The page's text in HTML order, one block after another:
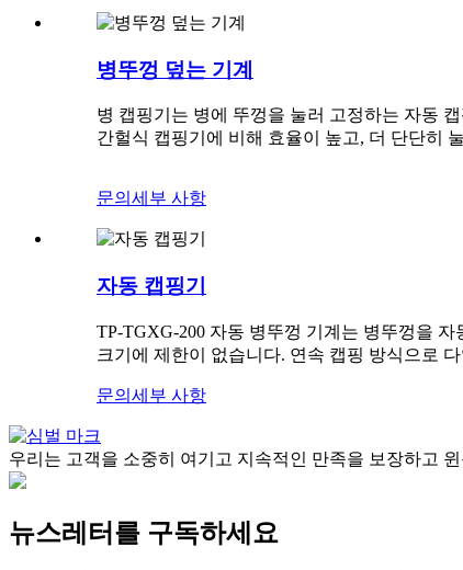
병뚜껑 덮는 기계
병 캡핑기는 병에 뚜껑을 눌러 고정하는 자동
간헐식 캡핑기에 비해 효율이 높고, 더 단단히
문의 세부 사항
자동 캡핑기
TP-TGXG-200 자동 병뚜껑 기계는 병뚜껑을
크기에 제한이 없습니다. 연속 캡핑 방식으로
문의 세부 사항
우리는 고객을 소중히 여기고 지속적인 만족을 보장하고
뉴스레터를 구독하세요